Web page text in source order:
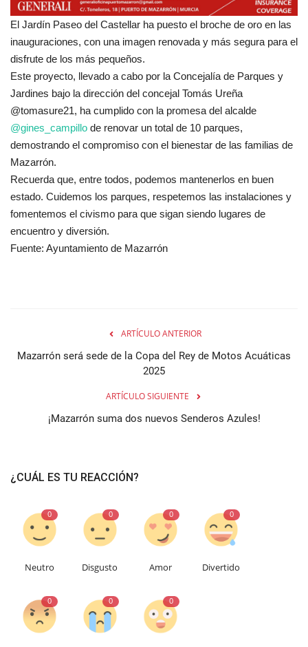
El Jardín Paseo del Castellar ha puesto el broche de oro en las
inauguraciones, con una imagen renovada y más segura para el
disfrute de los más pequeños.
Este proyecto, llevado a cabo por la Concejalía de Parques y
Jardines bajo la dirección del concejal Tomás Ureña
@tomasure21, ha cumplido con la promesa del alcalde
@gines_campillo de renovar un total de 10 parques,
demostrando el compromiso con el bienestar de las familias de
Mazarrón.
Recuerda que, entre todos, podemos mantenerlos en buen
estado. Cuidemos los parques, respetemos las instalaciones y
fomentemos el civismo para que sigan siendo lugares de
encuentro y diversión.
Fuente: Ayuntamiento de Mazarrón
ARTÍCULO ANTERIOR
Mazarrón será sede de la Copa del Rey de Motos Acuáticas
2025
ARTÍCULO SIGUIENTE
¡Mazarrón suma dos nuevos Senderos Azules!
¿CUÁL ES TU REACCIÓN?
0
Neutro
0
Disgusto
0
Amor
0
Divertido
0 0 0